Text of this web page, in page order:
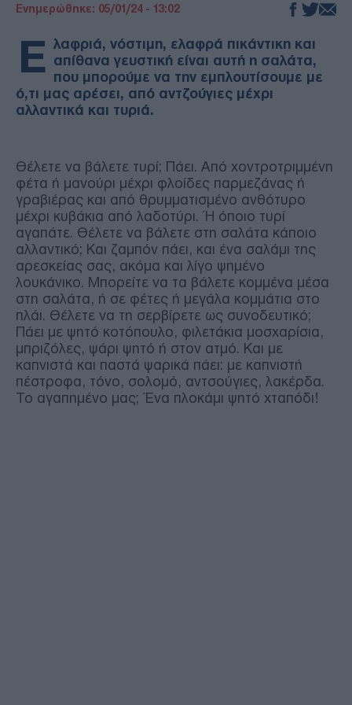
Ενημερώθηκε: 05/01/24 - 13:02
Ε λαφριά, νόστιμη, ελαφρά πικάντικη και
απίθανα γευστική είναι αυτή η σαλάτα,
που μπορούμε να την εμπλουτίσουμε με
ό,τι μας αρέσει, από αντζούγιες μέχρι
αλλαντικά και τυριά.
Θέλετε να βάλετε τυρί; Πάει. Από χοντροτριμμένη
φέτα ή μανούρι μέχρι φλοίδες παρμεζάνας ή
γραβιέρας και από θρυμματισμένο ανθότυρο
μέχρι κυβάκια από λαδοτύρι. Ή όποιο τυρί
αγαπάτε. Θέλετε να βάλετε στη σαλάτα κάποιο
αλλαντικό; Και ζαμπόν πάει, και ένα σαλάμι της
αρεσκείας σας, ακόμα και λίγο ψημένο
λουκάνικο. Μπορείτε να τα βάλετε κομμένα μέσα
στη σαλάτα, ή σε φέτες ή μεγάλα κομμάτια στο
πλάι. Θέλετε να τη σερβίρετε ως συνοδευτικό;
Πάει με ψητό κοτόπουλο, φιλετάκια μοσχαρίσια,
μπριζόλες, ψάρι ψητό ή στον ατμό. Και με
καπνιστά και παστά ψαρικά πάει: με καπνιστή
πέστροφα, τόνο, σολομό, αντσούγιες, λακέρδα.
Το αγαπημένο μας; Ένα πλοκάμι ψητό χταπόδι!